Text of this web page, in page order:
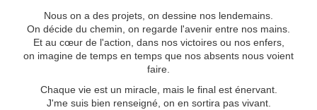
Nous on a des projets, on dessine nos lendemains.
On décide du chemin, on regarde l'avenir entre nos mains.
Et au cœur de l'action, dans nos victoires ou nos enfers,
on imagine de temps en temps que nos absents nous voient
faire.
Chaque vie est un miracle, mais le final est énervant.
J'me suis bien renseigné, on en sortira pas vivant.